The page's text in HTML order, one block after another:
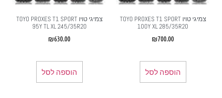
צמיגי טויו TOYO PROXES T1 SPORT
100Y XL 285/35R20
₪700.00
הוספה לסל
צמיגי טויו TOYO PROXES T1 SPORT
95Y TL XL 245/35R20
₪630.00
הוספה לסל